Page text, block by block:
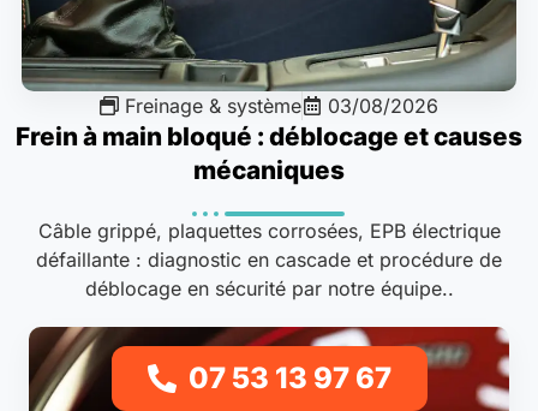
Freinage & système 03/08/2026
Frein à main bloqué : déblocage et causes
mécaniques
Câble grippé, plaquettes corrosées, EPB électrique
défaillante : diagnostic en cascade et procédure de
déblocage en sécurité par notre équipe..
07 53 13 97 67